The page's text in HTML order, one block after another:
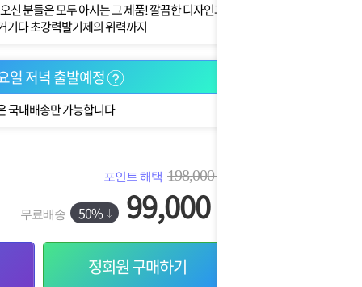
분들은 모두 아시는 그 제품! 깔끔한 디자인과
기다 초강력발기제의 위력까지
일 저녁 출발예정
국내배송만 가능합니다
포인트 해택 198,000
무료배송 50% 99,000
정회원 구매하기